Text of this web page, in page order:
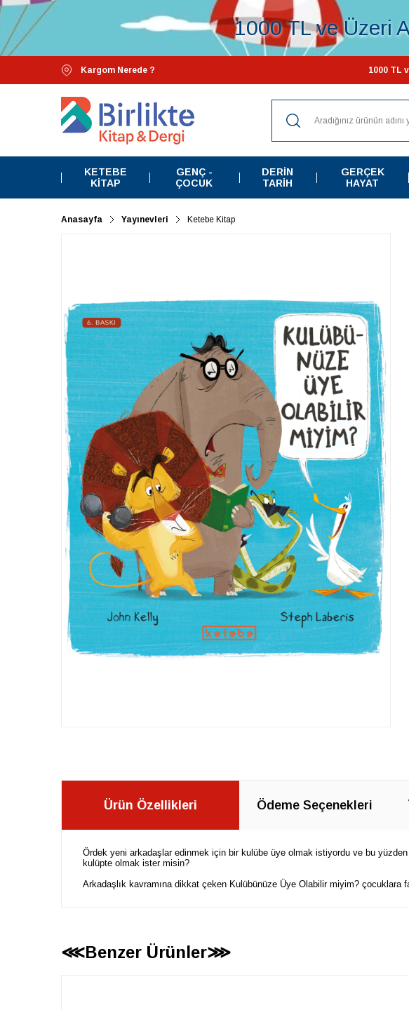
1000 TL ve Üzeri
Kargom Nerede ? 1000 TL
KETEBE
KITAP
GENÇ -
ÇOCUK
DERIN
TARIH
GERÇEK
HAYAT
Anasayfa Yayınevleri Ketebe Kitap
Ürün Özellikleri Ödeme Seçenekleri
Ördek yeni arkadaşlar edinmek için bir kulübe üye olmak istiyordu ve bu
kulüpte olmak ister misin?
Arkadaşlık kavramına dikkat çeken Kulübünüze Üye Olabilir miyim? çocuklara
⋘Benzer Ürünler⋙